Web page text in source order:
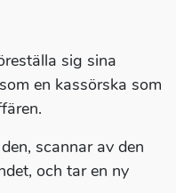
sig sina
en kassörska som
scannar av den
och tar en ny